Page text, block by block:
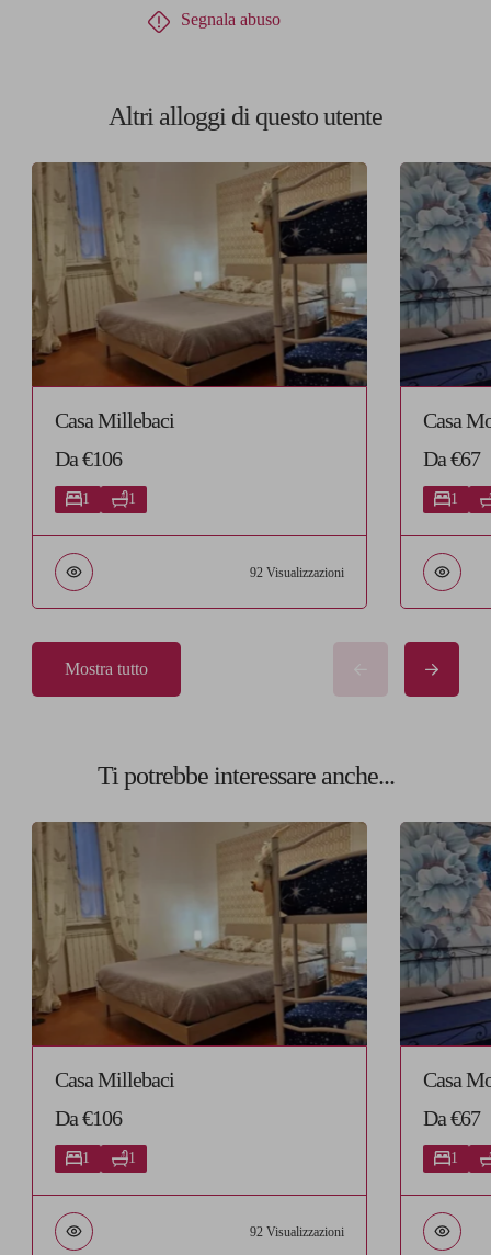
Segnala abuso
Altri alloggi di questo utente
Casa Millebaci
Da €106
1 1
92 Visualizzazioni
Casa
Da €67
1
Mostra tutto
Ti potrebbe interessare anche...
Casa Millebaci
Da €106
1 1
92 Visualizzazioni
Casa
Da €67
1